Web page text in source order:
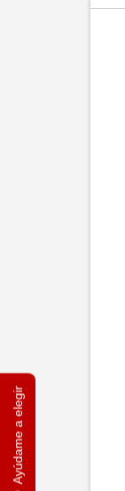
Ayúdame a elegir